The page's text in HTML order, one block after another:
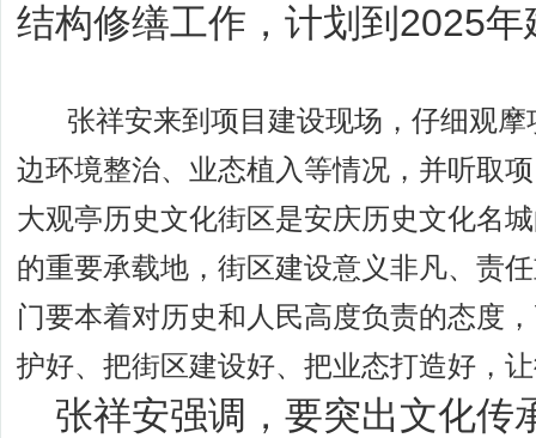
结构修缮工作，计划到2025年
张祥安来到项目建设现场，仔细观摩
边环境整治、业态植入等情况，并听取
大观亭历史文化街区是安庆历史文化名
的重要承载地，街区建设意义非凡、责
门要本着对历史和人民高度负责的态度
护好、把街区建设好、把业态打造好，
张祥安强调，要突出文化传